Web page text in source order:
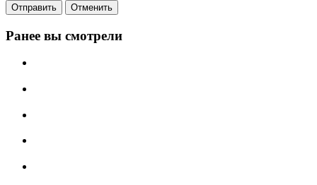
Отменить
Ранее вы смотрели